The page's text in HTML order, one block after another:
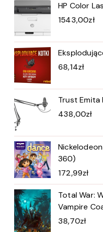
HP Color
1543,00zł
68,14zł
Trust
438,00zł
360)
172,99zł
Total War:
Vampire
38,70zł